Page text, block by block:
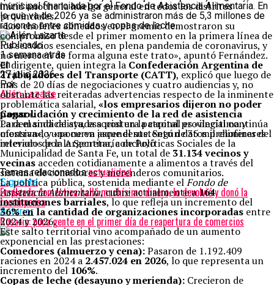
inició anoche la huelga general en todos los distritos
provinciales.
«Los choferes alineados en el gremio demostraron su
compromiso desde el primer momento en la primera línea de
los servicios esenciales, en plena pandemia de coronavirus, y
no merecen de forma alguna este trato», apuntó Fernández.
El dirigente, quien integra la Confederación Argentina de
Trabajadores del Transporte (CATT), explicó que luego de
más de 20 días de negociaciones y cuatro audiencias y, no
obstante las reiteradas advertencias respecto de la inminente
problemática salarial, «los empresarios dijeron no poder
pagar».
Para el sindicalista, esa postura patronal es «ilegítima y
ofensiva», y «pone en jaque el sustento de 35 mil choferes del
interior» de la Argentina, concluyó
Temas relacionados:actualidad
Siguente
Empleada doméstica halló muchísimo dinero, lo devolvió y donó la
recompensa
Anterior
Rosario: poca gente en el primer día de reapertura de comercios
municipal financiada por el Fondo de Asistencia Alimentaria. En
lo que va de 2026 ya se administraron más de 5,3 millones de
raciones entre comidas y copas de leche.
Publicado
1 semana atrás
en
27 julio 2026
Por
Ailén Lazarte
Consolidación y crecimiento de la red de asistencia
La demanda de ayuda social en la capital provincial continúa
mostrando una curva ascendente. Según datos preliminares
relevados por la Secretaría de Políticas Sociales de la
Municipalidad de Santa Fe, un total de 31.134 vecinos y
vecinas acceden cotidianamente a alimentos a través del
sistema de comedores y merenderos comunitarios.
La política pública, sostenida mediante elFondo de
Asistencia Alimentaria, cubre actualmente a164
instituciones barriales, lo que refleja un incremento del
36% en la cantidad de organizaciones incorporadas entre
2024 y 2026.
Este salto territorial vino acompañado de un aumento
exponencial en las prestaciones:
Comedores (almuerzo y cena):Pasaron de 1.192.409
raciones en 2024 a 2.457.024 en 2026, lo que representa un
incremento del 106%.
Copas de leche (desayuno y merienda): Crecieron de